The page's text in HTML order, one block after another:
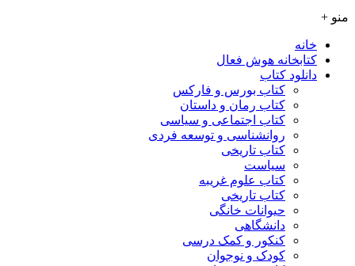
منو +
خانه
کتابخانه هوش فعال
دانلود کتاب
کتاب بورس و فارکس
کتاب رمان و داستان
کتاب اجتماعی و سیاسی
روانشناسی و توسعه فردی
کتاب تاریخی
سیاست
کتاب علوم غریبه
کتاب تاریخی
حیوانات خانگی
دانشگاهی
کنکور و کمک‌ درسی
کودک و نوجوان